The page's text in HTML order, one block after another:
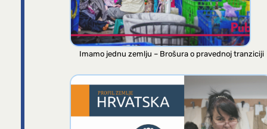
Imamo jednu zemlju – Brošura o pravednoj tranziciji